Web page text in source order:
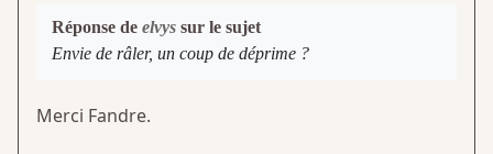
Réponse de elvys sur le sujet
Envie de râler, un coup de déprime ?
Merci Fandre.